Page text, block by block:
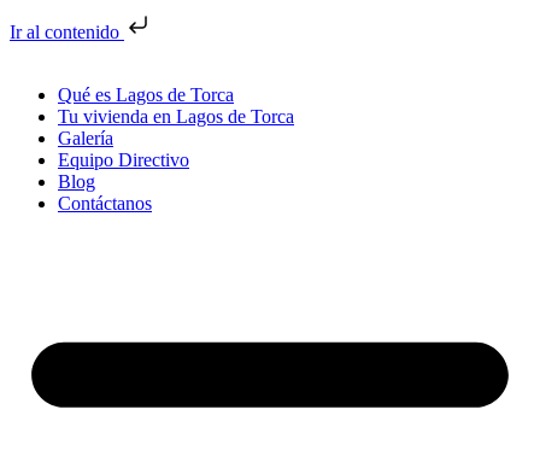
Ir al contenido
Qué es Lagos de Torca
Tu vivienda en Lagos de Torca
Galería
Equipo Directivo
Blog
Contáctanos